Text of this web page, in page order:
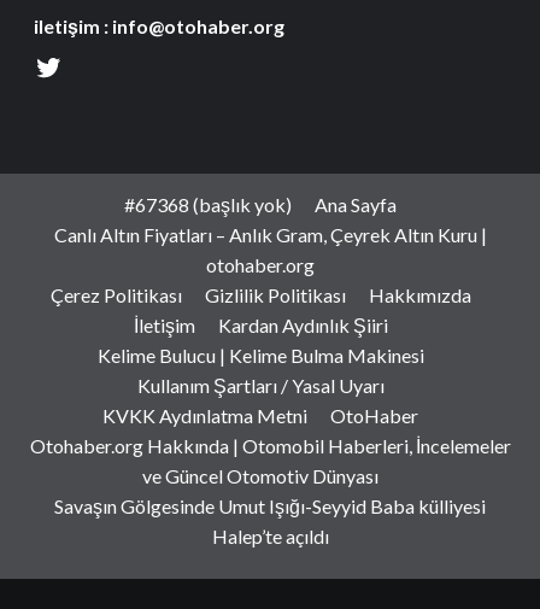
iletişim : info@otohaber.org
#67368 (başlık yok)
Ana Sayfa
Canlı Altın Fiyatları – Anlık Gram, Çeyrek Altın Kuru |
otohaber.org
Çerez Politikası
Gizlilik Politikası
Hakkımızda
İletişim
Kardan Aydınlık Şiiri
Kelime Bulucu | Kelime Bulma Makinesi
Kullanım Şartları / Yasal Uyarı
KVKK Aydınlatma Metni
OtoHaber
Otohaber.org Hakkında | Otomobil Haberleri, İncelemeler
ve Güncel Otomotiv Dünyası
Savaşın Gölgesinde Umut Işığı-Seyyid Baba külliyesi
Halep’te açıldı